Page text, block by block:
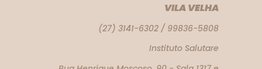
VILA VELHA
(27) 3141-6302 / 99836-5808
Instituto Salutare